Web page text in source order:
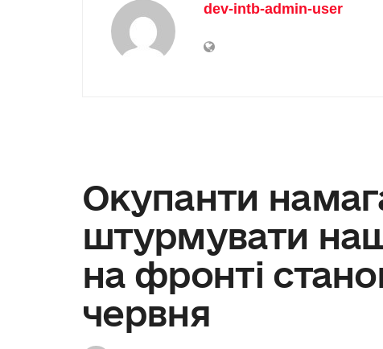
dev-intb-admin-user
Окупанти
штурмувати
на фронті
червня